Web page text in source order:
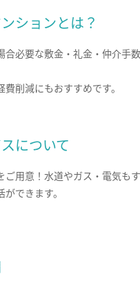
ションとは？
合必要な敷金・礼金・仲介手
削減にもおすすめです。
について
ご用意！水道やガス・電気も
できます。